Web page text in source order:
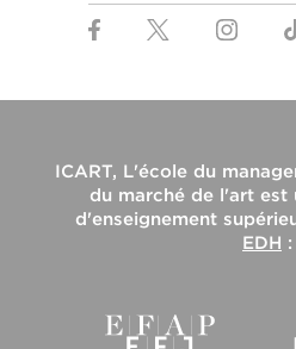
ICART, L'école du
du marché de l'artest
d'enseignement
EDH :